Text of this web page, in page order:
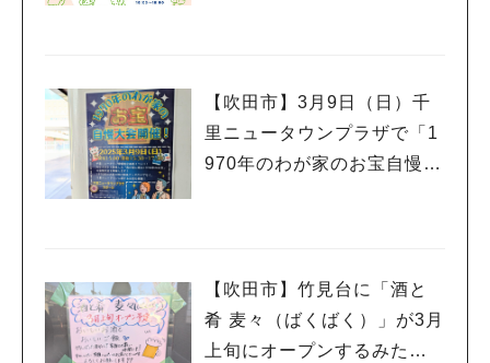
【吹田市】3月9日（日）千
里ニュータウンプラザで「1
970年のわが家のお宝自慢大
【吹田市】竹見台に「酒と
肴 麦々（ばくばく）」が3月
上旬にオープンするみた